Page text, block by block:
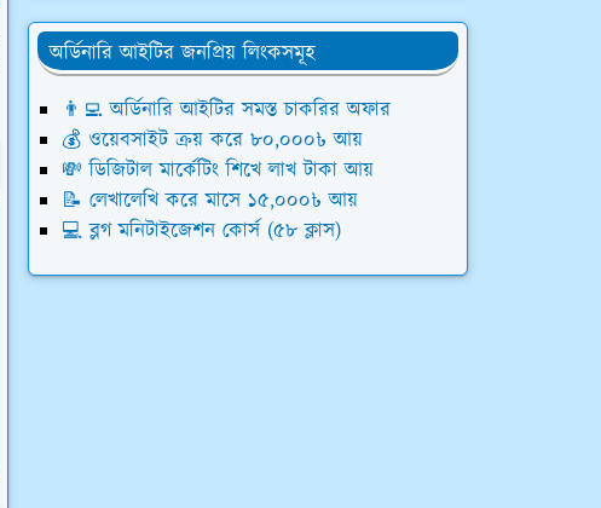
অর্ডিনারি আইটির জনপ্রিয় লিংকসমূহ
👨‍💻 অর্ডিনারি আইটির সমস্ত চাকরির অফার
💰 ওয়েবসাইট ক্রয় করে ৮০,০০০৳ আয়
💸 ডিজিটাল মার্কেটিং শিখে লাখ টাকা আয়
📝 লেখালেখি করে মাসে ১৫,০০০৳ আয়
💻 ব্লগ মনিটাইজেশন কোর্স (৫৮ ক্লাস)